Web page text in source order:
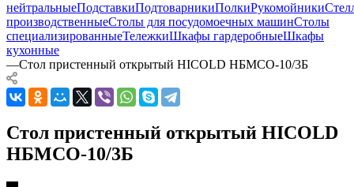
нейтральныеПодставкиПодтоварникиПолкиРукомойники
производственныеСтолы для посудомоечных машинСтолы
специализированныеТележкиШкафы гардеробныеШкафы
кухонные
—Стол пристенный открытый HICOLD НБМСО-10/3Б
Стол пристенный открытый HICOLD
НБМСО-10/3Б